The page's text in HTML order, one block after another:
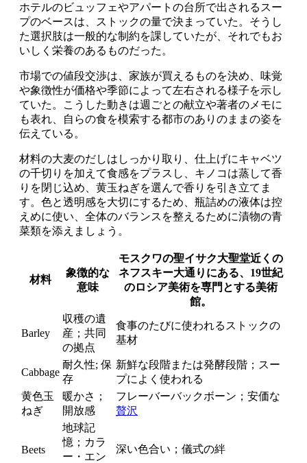
ホテルのビュッフェやアパートの台所で出されるスー
プのベースは、ストックの量で決まっていた。そうし
た選択肢は一般的な制約を課していたが、それでもお
いしく栄養のあるものだった。
市場での値段交渉は、家族が買えるものを決め、味覚
や象徴性が価格や季節によって左右される様子を示し
ていた。こうした動きは週ごとの献立や著者のメモに
も表れ、自らの食を模索する都市のありのままの姿を
伝えている。
材料の大麦のだしはしっかり取り、仕上げにキャベツ
の千切りを加えて食感をプラスし、キノコは蒸して香
りを閉じ込め、黄玉ねぎを選んで香りを引き立てま
す。色と透明感を大切にするため、瓶詰めの液体は控
えめに使い、全体のバランスを整えるために漬物の青
菜類を添えましょう。
材料
象徴的な
意味
モスクワの聖イサク大聖堂近くの
ネフスキー大通りにある、19世紀
のロシア美術を専門とする美術
館。
Barley
収穫の遺
産；共同
の拠点
食事のたびに使われるストックの
基材
Cabbage
耐久性; 保
存
新鮮な段階または発酵段階；スー
プによく使われる
黄色玉
ねぎ
暖かさ；
開放感
フレーバーバックボーン；安価な
贅沢
Beets
地球記
憶；カラ
ー・エン
深い色合い；儀式の絆